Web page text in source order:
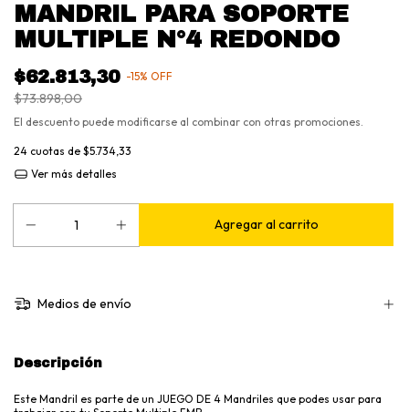
MANDRIL PARA SOPORTE
MULTIPLE N°4 REDONDO
$62.813,30 -15% OFF
$73.898,00
El descuento puede modificarse al combinar con otras promociones.
24 cuotas de $5.734,33
Ver más detalles
Medios de envío
Descripción
Este Mandril es parte de un JUEGO DE 4 Mandriles que podes usar para